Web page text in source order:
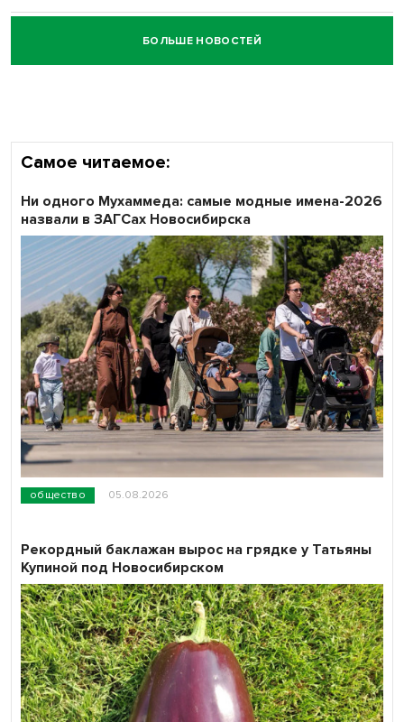
Честный выбор: видеонаблюдение обеспечит
объективность результатов ЕДГ в Новосибирской
БОЛЬШЕ НОВОСТЕЙ
Самое читаемое:
общество 05.08.2026
Ни одного Мухаммеда: самые модные имена-2026
назвали в ЗАГСах Новосибирска
Рекордный баклажан вырос на грядке у Татьяны
Купиной под Новосибирском